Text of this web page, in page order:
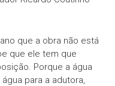
que a obra não está
que ele tem que
Porque a água
para a adutora,